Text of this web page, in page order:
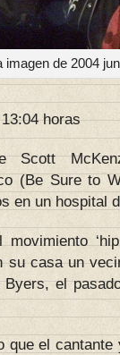
de 2004
horas
Scott
(Be Sure to
en un hospital
su casa un
el
que el